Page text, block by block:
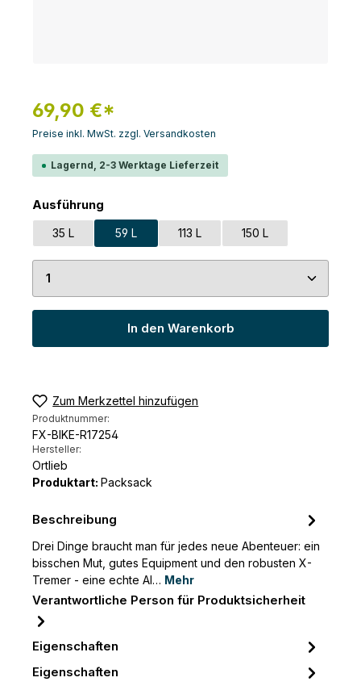
69,90 €*
Preise inkl. MwSt. zzgl. Versandkosten
Lagernd, 2-3 Werktage Lieferzeit
Ausführung
35 L 59 L 113 L 150 L
Produkt Anzahl: Gib den gewünschten Wert
In den Warenkorb
Zum Merkzettel hinzufügen
Produktnummer:
FX-BIKE-R17254
Hersteller:
Ortlieb
Produktart: Packsack
Beschreibung
Drei Dinge braucht man für jedes neue Abenteuer: ein
bisschen Mut, gutes Equipment und den robusten X-
Tremer - eine echte Al… Mehr
Verantwortliche Person für Produktsicherheit
Eigenschaften
Eigenschaften